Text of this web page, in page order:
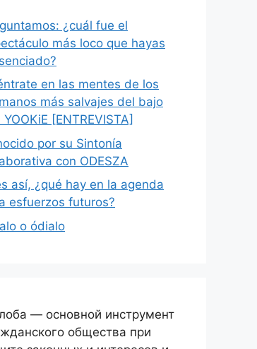
¿cuál fue el
más loco que hayas
en las mentes de los
más salvajes del bajo
YOOKiE [ENTREVISTA]
por su Sintonía
con ODESZA
así, ¿qué hay en la agenda
esfuerzos futuros?
o ódialo
— основной инструмент
общества при